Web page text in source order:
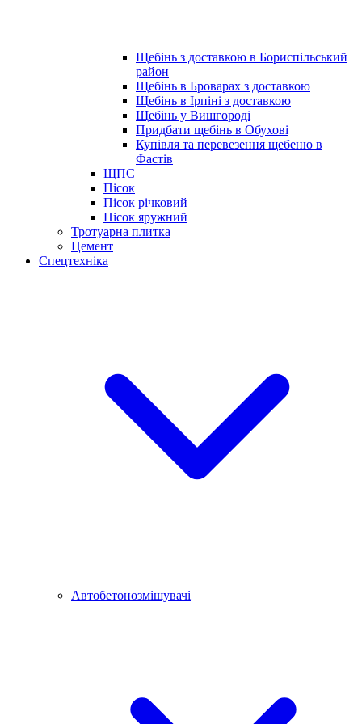
Щебінь з доставкою в Бориспільський
район
Щебінь в Броварах з доставкою
Щебінь в Ірпіні з доставкою
Щебінь у Вишгороді
Придбати щебінь в Обухові
Купівля та перевезення щебеню в
Фастів
ЩПС
Пісок
Пісок річковий
Пісок яружний
Тротуарна плитка
Цемент
Спецтехніка
Автобетонозмішувачі